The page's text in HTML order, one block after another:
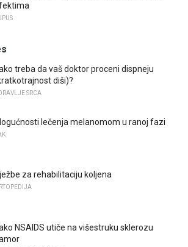
treba da vaš doktor proceni dispneju
diši)?
SRCA
lečenja melanomom u ranoj fazi
za rehabilitaciju koljena
NSAIDS utiče na višestruku sklerozu